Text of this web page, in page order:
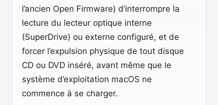
l’ancien Open Firmware) d’interrompre la
lecture du lecteur optique interne
(SuperDrive) ou externe configuré, et de
forcer l’expulsion physique de tout disque
CD ou DVD inséré, avant même que le
système d’exploitation macOS ne
commence à se charger.